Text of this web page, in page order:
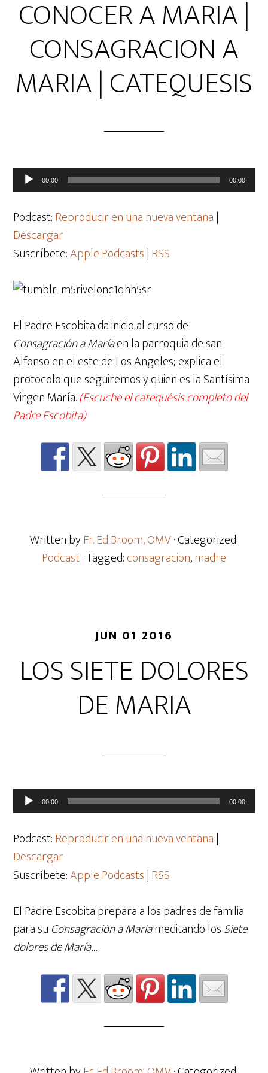
CONOCER A MARIA |
CONSAGRACION A
MARIA | CATEQUESIS
Reproductor
de
audio
00:00 00:00
Podcast:Reproducir en una nueva ventana|
Descargar
Suscríbete:Apple Podcasts|RSS
El Padre Escobita da inicio al curso de
Consagración a Maríaen la parroquia de san
Alfonso en el este de Los Angeles; explica el
protocolo que seguiremos y quien es la Santísima
Virgen María.(Escuche el catequésis completo del
Padre Escobita)
Written byFr. Ed Broom, OMV· Categorized:
Podcast· Tagged:consagracion,madre
JUN 01 2016
LOS SIETE DOLORES
DE MARIA
Reproductor
de
audio
00:00 00:00
Podcast:Reproducir en una nueva ventana|
Descargar
Suscríbete:Apple Podcasts|RSS
El Padre Escobita prepara a los padres de familia
para su Consagración a Maríameditando losSiete
dolores de María…